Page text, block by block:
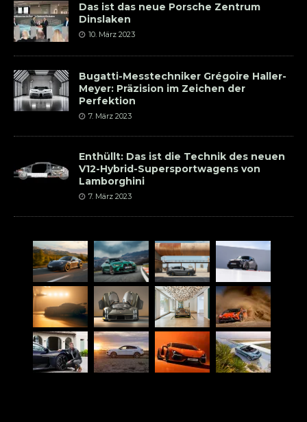
Das ist das neue Porsche Zentrum
Dinslaken
10. März 2023
Bugatti-Messtechniker Grégoire Haller-
Meyer: Präzision im Zeichen der
Perfektion
7. März 2023
Enthüllt: Das ist die Technik des neuen
V12-Hybrid-Supersportwagens von
Lamborghini
7. März 2023